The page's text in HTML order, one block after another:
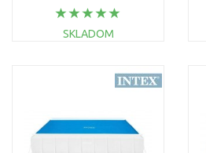
58240
SKLADOM